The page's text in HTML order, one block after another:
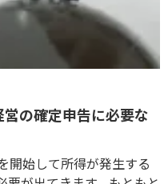
の確定申告に必要な
開始して所得が発生する